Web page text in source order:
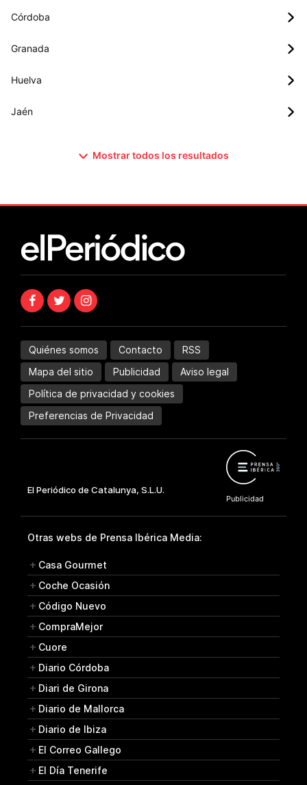
Córdoba
Granada
Huelva
Jaén
Mostrar todos los resultados
Quiénes somos Contacto
RSS
Mapa del sitio
Publicidad
Aviso legal
Política de privacidad y cookies
Preferencias de Privacidad
Otras webs de Prensa Ibérica Media:
Casa Gourmet
Coche Ocasión
Código Nuevo
CompraMejor
Cuore
Diario Córdoba
Diari de Girona
Diario de Mallorca
Diario de Ibiza
El Correo Gallego
El Día Tenerife